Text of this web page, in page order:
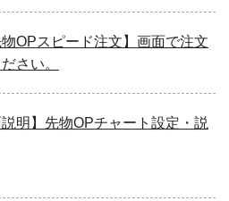
OPスピード注文】画面で注文
さい。
説明】先物OPチャート設定・説